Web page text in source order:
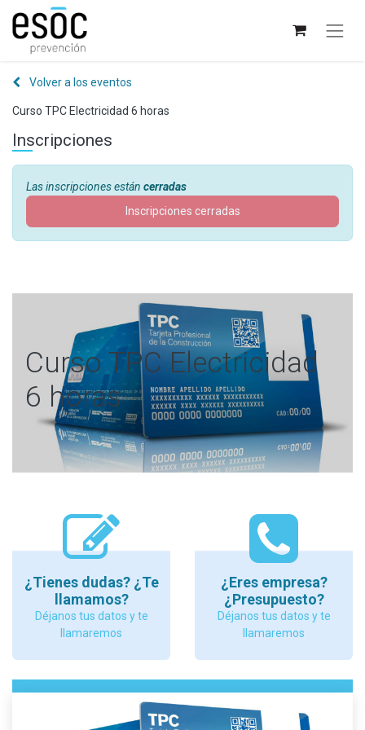
Volver a los eventos
Curso TPC Electricidad 6 horas
Inscripciones
Las inscripciones están cerradas
Inscripciones cerradas
Curso TPC Electricidad
6 horas
¿Tienes dudas? ¿Te
llamamos?
Déjanos tus datos y te
llamaremos
¿Eres empresa?
¿Presupuesto?
Déjanos tus datos y te
llamaremos